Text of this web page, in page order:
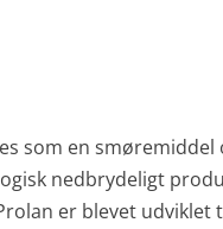
som en smøremiddel
nedbrydeligt
er blevet